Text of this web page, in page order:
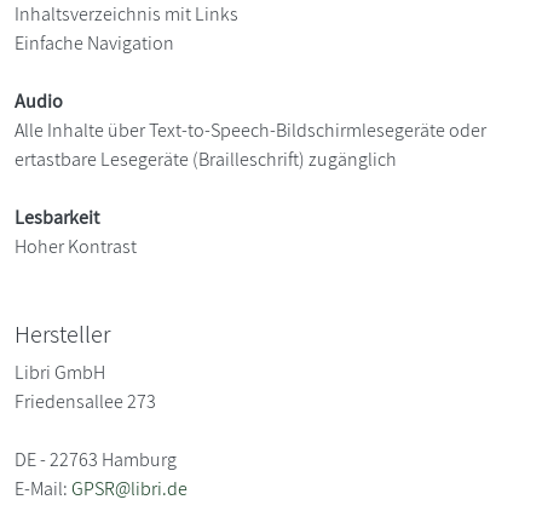
Inhaltsverzeichnis mit Links
Einfache Navigation
Audio
Alle Inhalte über Text-to-Speech-Bildschirmlesegeräte oder
ertastbare Lesegeräte (Brailleschrift) zugänglich
Lesbarkeit
Hoher Kontrast
Hersteller
Libri GmbH
Friedensallee 273
DE - 22763 Hamburg
E-Mail:GPSR@libri.de